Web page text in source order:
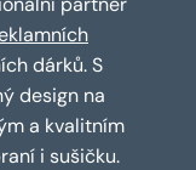
dárků. S
design na
a kvalitním
i sušičku.